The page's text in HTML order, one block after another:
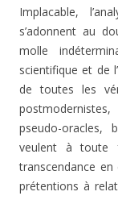
Implacable,
s’adonnent au
molle
scientifique et de
de toutes les
pseudo-oracles,
veulent à toute
transcendance
prétentions à